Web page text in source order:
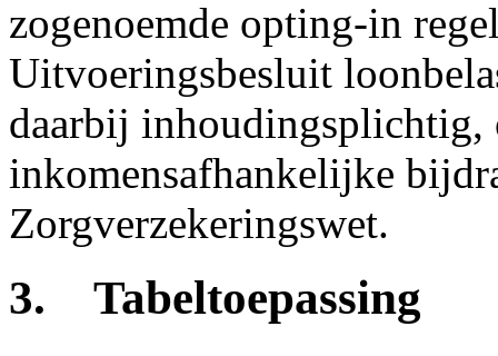
zogenoemde opting-in
Uitvoeringsbesluit
daarbij inhoudingsplichtig,
inkomensafhankelijke
Zorgverzekeringswet.
3. Tabeltoepassing